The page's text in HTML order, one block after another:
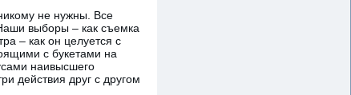
не нужны. Все
выборы – как съемка
– как он целуется с
с букетами на
наивысшего
действия друг с другом